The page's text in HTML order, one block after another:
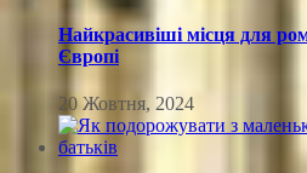
Найкрасивіші місця для
Європі
20 Жовтня, 2024